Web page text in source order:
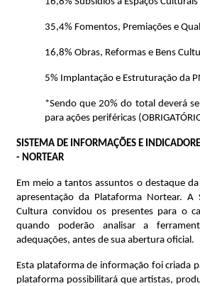
35,4% Fomentos, Premiações e
16,8% Obras, Reformas e Bens
5% Implantação e Estruturação da
*Sendo que 20% do total deverá
para ações periféricas
SISTEMA DE INFORMAÇÕES E
- NORTEAR
Em meio a tantos assuntos o destaque
apresentação da Plataforma Nortear. A
Cultura convidou os presentes para o
quando poderão analisar a
adequações, antes de sua abertura oficial.
Esta plataforma de informação foi criada
plataforma possibilitará que artistas,